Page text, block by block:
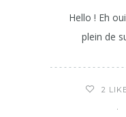
Hello ! Eh
plein de
2